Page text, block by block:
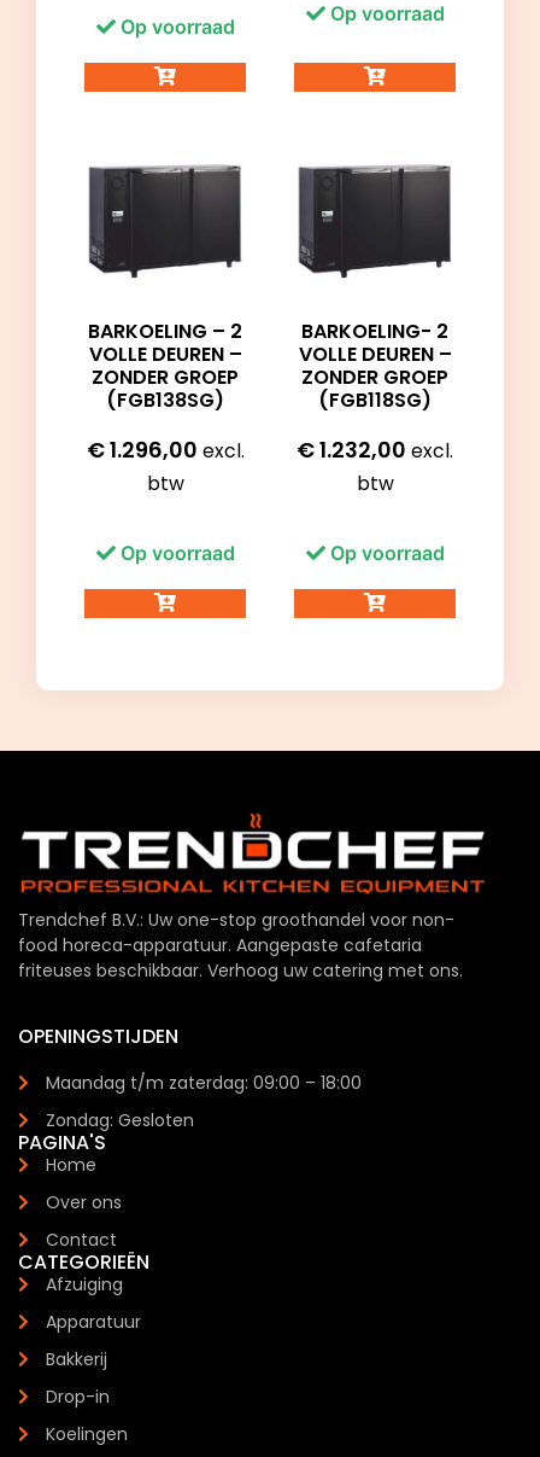
Op voorraad
Op voorraad
BARKOELING – 2
VOLLE DEUREN –
ZONDER GROEP
(FGB138SG)
€1.296,00 excl.
btw
Op voorraad
BARKOELING- 2
VOLLE DEUREN –
ZONDER GROEP
(FGB118SG)
€1.232,00 excl.
btw
Op voorraad
Trendchef B.V.: Uw one-stop groothandel voor non-
food horeca-apparatuur. Aangepaste cafetaria
friteuses beschikbaar. Verhoog uw catering met ons.
OPENINGSTIJDEN
Maandag t/m zaterdag: 09:00 – 18:00
Zondag: Gesloten
PAGINA'S
Home
Over ons
Contact
CATEGORIEËN
Afzuiging
Apparatuur
Bakkerij
Drop-in
Koelingen